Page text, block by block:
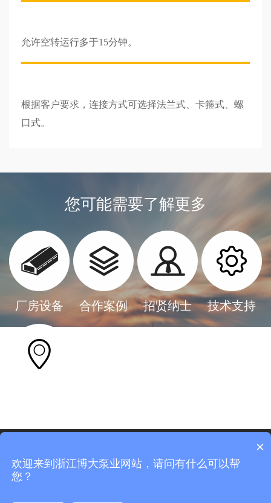
允许空转运行多于15分钟。
根据客户要求，连接方式可选择法兰式、卡箍式、螺
口式。
您可能需要了解更多
厂房设备 合作案例 招贤纳士 技术支持
0575-8379 6028
×
欢迎来到浙江博大泵业网站，请问有什么可以帮
您？